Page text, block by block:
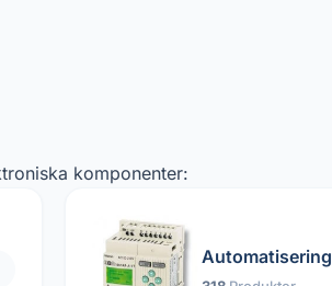
komponenter:
Automatisering